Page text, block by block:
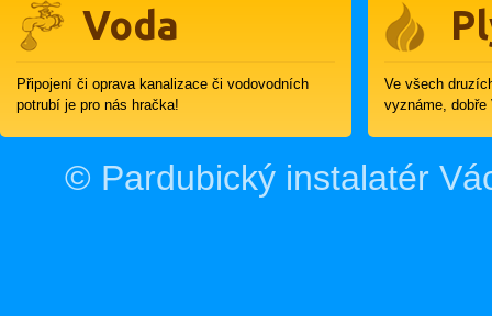
Voda
Připojení či oprava kanalizace či vodovodních
potrubí je pro nás hračka!
Ve všech
vyznáme, dobře
© Pardubický instalatér